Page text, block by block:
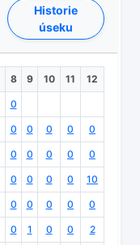
Historie
úseku
8 9 10 11 12
0
0 0 0 0 0
0 0 0 0 0
0 0 0 0 10
0 0 0 0 0
0 1 0 0 2